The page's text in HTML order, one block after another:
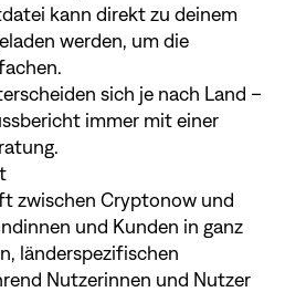
kann direkt zu deinem
werden, um die
sich je nach Land –
immer mit einer
zwischen Cryptonow und
und Kunden in ganz
länderspezifischen
Nutzerinnen und Nutzer